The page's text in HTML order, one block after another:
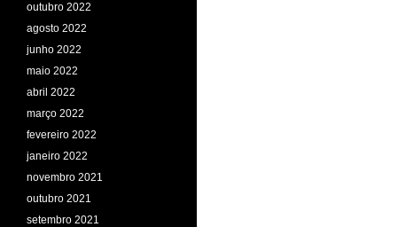
outubro 2022
agosto 2022
junho 2022
maio 2022
abril 2022
março 2022
fevereiro 2022
janeiro 2022
novembro 2021
outubro 2021
setembro 2021